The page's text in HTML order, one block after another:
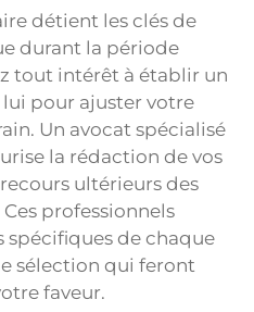
détient les clés de
durant la période
tout intérêt à établir un
pour ajuster votre
Un avocat spécialisé
la rédaction de vos
ultérieurs des
professionnels
spécifiques de chaque
sélection qui feront
faveur.